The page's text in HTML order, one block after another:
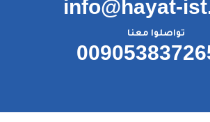
info@hayat-
تواصلوا معنا